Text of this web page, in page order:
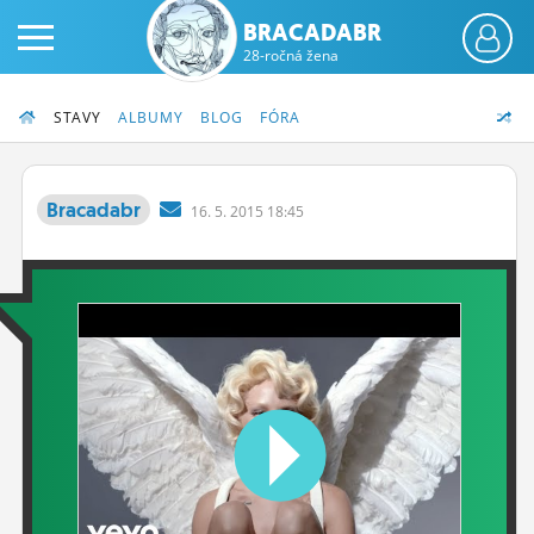
FÓRUM
STATUSY
BLOGY
OBRÁZKY
BRACADABR
28-ročná žena
STAVY ALBUMY BLOG FÓRA
Bracadabr 16. 5. 2015 18:45